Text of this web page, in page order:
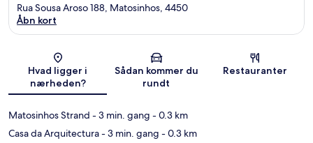
Kort
Rua Sousa Aroso 188, Matosinhos, 4450
Åbn kort
Hvad ligger i
nærheden?
Sådan kommer du
rundt
Restauranter
Matosinhos Strand - 3 min. gang - 0.3 km
Casa da Arquitectura- 3 min. gang - 0.3 km